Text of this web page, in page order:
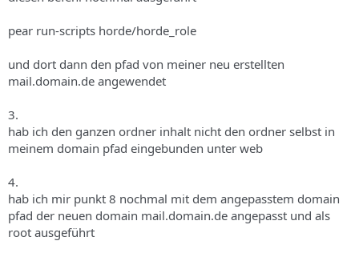
pear run-scripts horde/horde_role
und dort dann den pfad von meiner neu erstellten
mail.domain.de angewendet
3.
hab ich den ganzen ordner inhalt nicht den ordner selbst in
meinem domain pfad eingebunden unter web
4.
hab ich mir punkt 8 nochmal mit dem angepasstem domain
pfad der neuen domain mail.domain.de angepasst und als
root ausgeführt